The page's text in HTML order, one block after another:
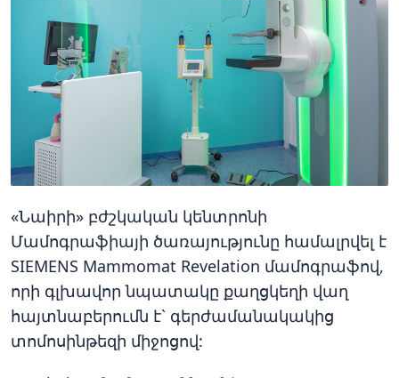
«Նաիրի» բժշկական կենտրոնի
Մամոգրաֆիայի ծառայությունը համալրվել է
SIEMENS Mammomat Revelation մամոգրաֆով,
որի գլխավոր նպատակը քաղցկեղի վաղ
հայտնաբերումն է` գերժամանակակից
տոմոսինթեզի միջոցով: